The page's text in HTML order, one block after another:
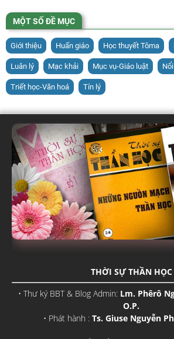
MỘT SỐ ĐỀ MỤC
Giới thiệu Huấn giáo Học thuyết Tôma
Luân lý Mạc khải Mục vụ-Giáo luật
Triết học-Văn hoá Tín lý
THỜI SỰ THẦN HỌC
• Thư ký BBT & Blog Admin: Lm. Phêrô
O.P.
• Phát hành : Ts. Giuse Nguyễn